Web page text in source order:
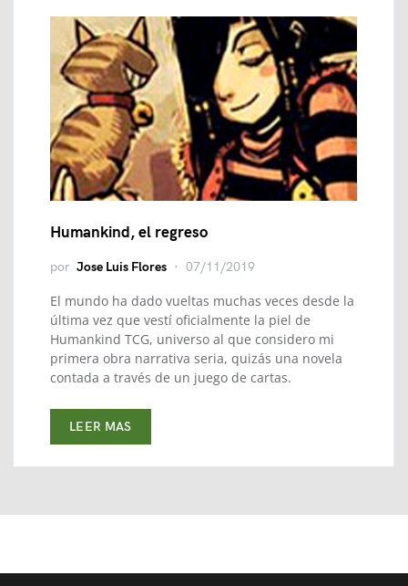
Humankind, el regreso
por Jose Luis Flores 07/11/2019
El mundo ha dado vueltas muchas veces desde la
última vez que vestí oficialmente la piel de
Humankind TCG, universo al que considero mi
primera obra narrativa seria, quizás una novela
contada a través de un juego de cartas.
LEER MAS